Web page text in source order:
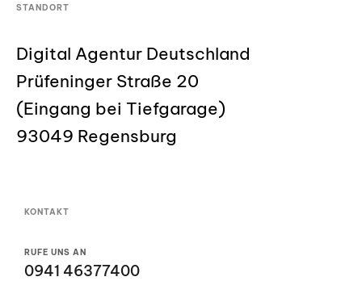
STANDORT
Digital Agentur Deutschland
Prüfeninger Straße 20
(Eingang bei Tiefgarage)
93049 Regensburg
KONTAKT
RUFE UNS AN
0941 46377400